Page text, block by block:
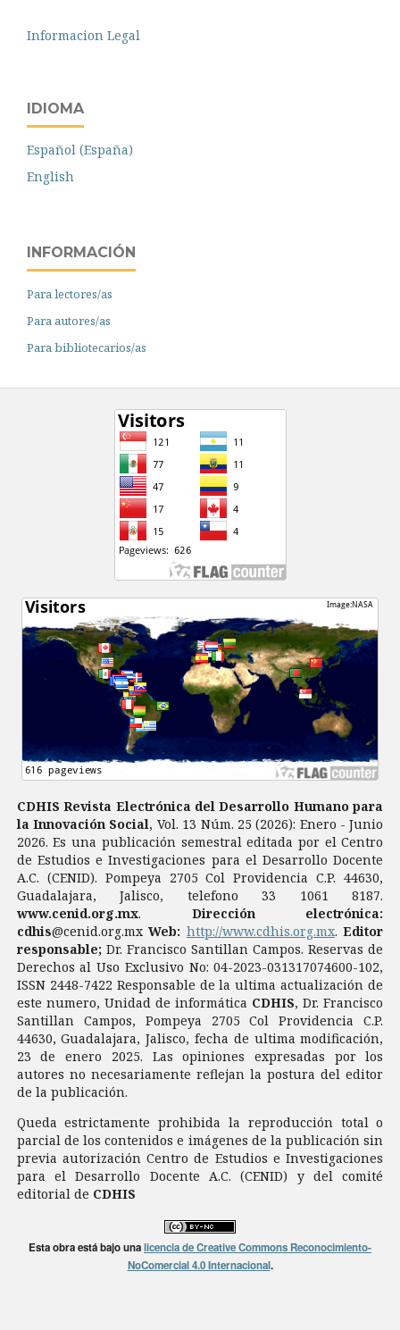
Informacion Legal
IDIOMA
Español (España)
English
INFORMACIÓN
Para lectores/as
Para autores/as
Para bibliotecarios/as
CDHIS Revista Electrónica del Desarrollo Humano para
la Innovación Social, Vol. 13 Núm. 25 (2026): Enero - Junio
2026. Es una publicación semestral editada por el Centro
de Estudios e Investigaciones para el Desarrollo Docente
A.C. (CENID). Pompeya 2705 Col Providencia C.P. 44630,
Guadalajara, Jalisco, telefono 33 1061 8187.
www.cenid.org.mx. Dirección electrónica:
cdhis@cenid.org.mxWeb: http://www.cdhis.org.mx. Editor
responsable; Dr. Francisco Santillan Campos. Reservas de
Derechos al Uso Exclusivo No: 04-2023-031317074600-102,
ISSN 2448-7422 Responsable de la ultima actualización de
este numero, Unidad de informática CDHIS, Dr. Francisco
Santillan Campos, Pompeya 2705 Col Providencia C.P.
44630, Guadalajara, Jalisco, fecha de ultima modificación,
23 de enero 2025. Las opiniones expresadas por los
autores no necesariamente reflejan la postura del editor
de la publicación.
Queda estrictamente prohibida la reproducción total o
parcial de los contenidos e imágenes de la publicación sin
previa autorización Centro de Estudios e Investigaciones
para el Desarrollo Docente A.C. (CENID) y del comité
editorial de CDHIS
Esta obra está bajo unalicencia de Creative Commons Reconocimiento-
NoComercial 4.0 Internacional.